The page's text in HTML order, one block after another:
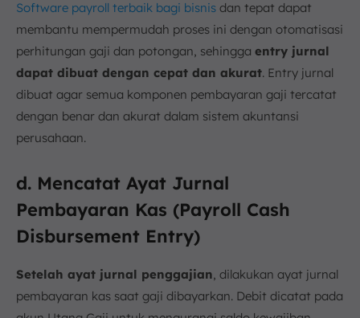
Software payroll terbaik bagi bisnis dan tepat dapat
membantu mempermudah proses ini dengan otomatisasi
perhitungan gaji dan potongan, sehingga entry jurnal
dapat dibuat dengan cepat dan akurat. Entry jurnal
dibuat agar semua komponen pembayaran gaji tercatat
dengan benar dan akurat dalam sistem akuntansi
perusahaan.
d. Mencatat Ayat Jurnal
Pembayaran Kas (Payroll Cash
Disbursement Entry)
Setelah ayat jurnal penggajian , dilakukan ayat jurnal
pembayaran kas saat gaji dibayarkan. Debit dicatat pada